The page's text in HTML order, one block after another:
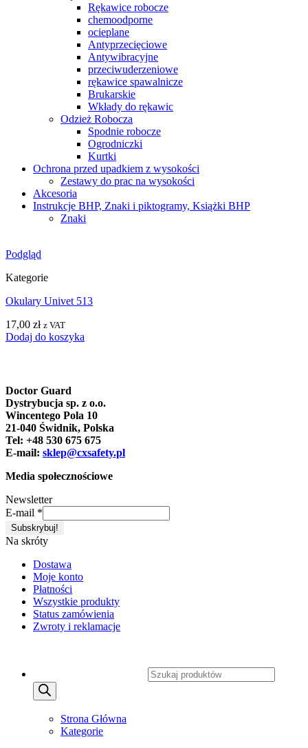
Rękawice robocze
chemoodporne
ocieplane
Antyprzecięciowe
Antywibracyjne
przeciwuderzeniowe
rękawice spawalnicze
Brukarskie
Wkłady do rękawic
Odzież Robocza
Spodnie robocze
Ogrodniczki
Kurtki
Ochrona przed upadkiem z wysokości
Zestawy do prac na wysokości
Akcesoria
Instrukcje BHP, Znaki i piktogramy, Książki BHP
Znaki
Podgląd
Kategorie
Okulary Univet 513
17,00 zł z VAT
Dodaj do koszyka
Doctor Guard
Dystrybucja sp. z o.o.
Wincentego Pola 10
21-040 Świdnik, Polska
Tel: +48 530 675 675
E-mail: sklep@cxsafety.pl
Media społecznościowe
Newsletter
E-mail *
Na skróty
Dostawa
Moje konto
Płatności
Wszystkie produkty
Status zamówienia
Zwroty i reklamacje
Strona Główna
Kategorie